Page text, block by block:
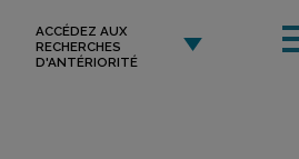
ACCÉDEZ AUX
RECHERCHES
D'ANTÉRIORITÉ